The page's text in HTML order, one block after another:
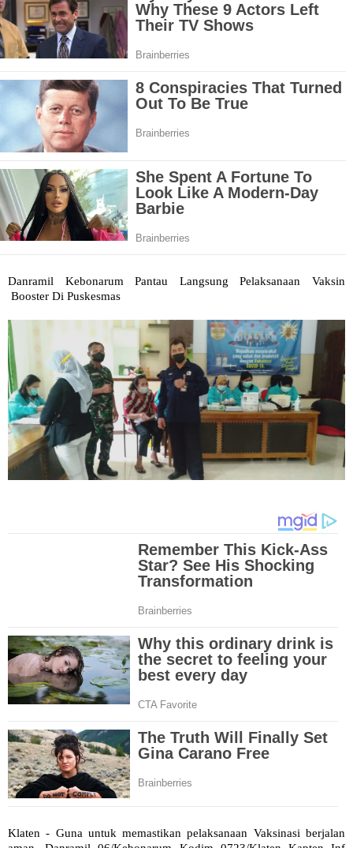
Danramil Kebonarum Pantau Langsung Pelaksanaan Vaksin
Booster Di Puskesmas
Klaten - Guna untuk memastikan pelaksanaan Vaksinasi berjalan